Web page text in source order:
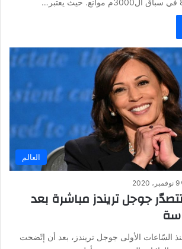
العالم
9 نوفمبر، 2020
جوجل تريندز مباشرة بعد
السّاعات الأولى جوجل تريندز، بعد أن إتّضحت